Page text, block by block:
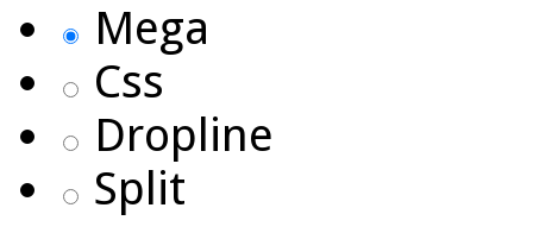
Mega
Css
Dropline
Split